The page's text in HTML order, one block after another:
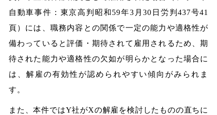
自動車事件：東京高判昭和59年3月30日労判437号41
頁）には、職務内容との関係で一定の能力や適格性が
備わっていると評価・期待されて雇用されるため、期
待された能力や適格性の欠如が明らかとなった場合に
は、解雇の有効性が認められやすい傾向がみられま
す。
また、本件ではY社がXの解雇を検討したものの直ちに